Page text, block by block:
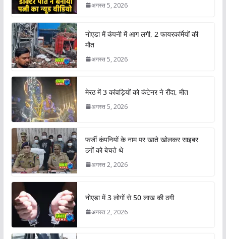
अगस्त 5, 2026
नोएडा में कंपनी में आग लगी, 2 फायरकर्मियों की
मौत
अगस्त 5, 2026
मेरठ में 3 कांवड़ियों को कंटेनर ने रौंदा, मौत
अगस्त 5, 2026
फर्जी कंपनियों के नाम पर खाते खोलकर साइबर
ठगों को बेचते थे
अगस्त 2, 2026
नोएडा में 3 लोगों से 50 लाख की ठगी
अगस्त 2, 2026